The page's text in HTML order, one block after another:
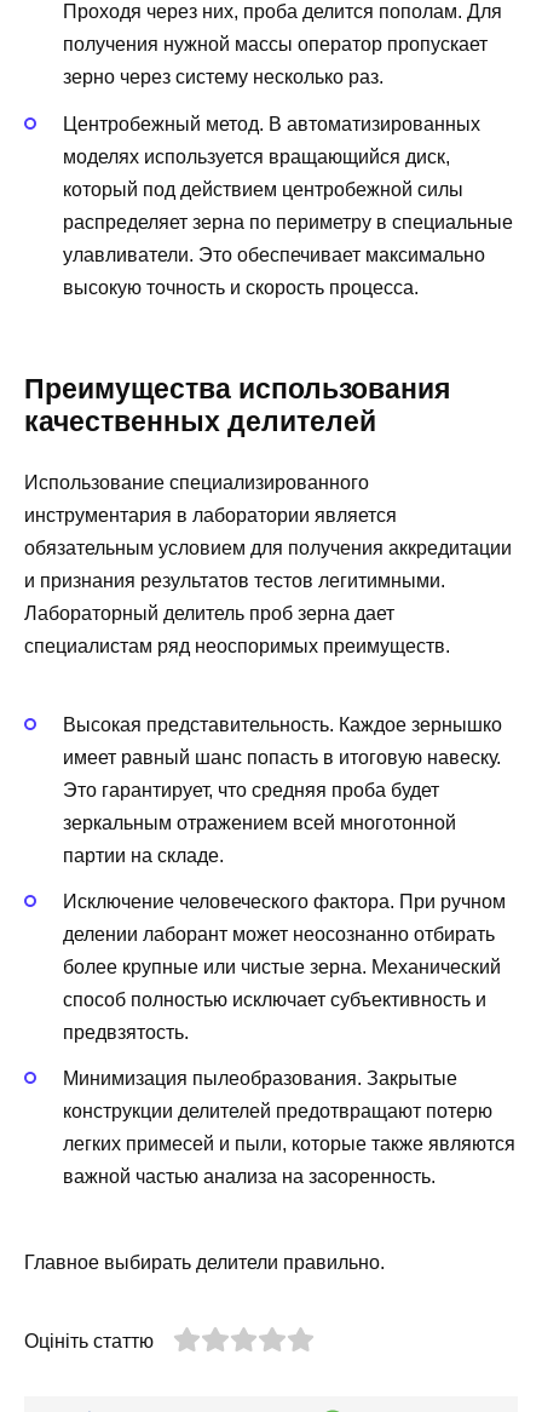
Проходя через них, проба делится пополам. Для
получения нужной массы оператор пропускает
зерно через систему несколько раз.
Центробежный метод. В автоматизированных
моделях используется вращающийся диск,
который под действием центробежной силы
распределяет зерна по периметру в специальные
улавливатели. Это обеспечивает максимально
высокую точность и скорость процесса.
Преимущества использования
качественных делителей
Использование специализированного
инструментария в лаборатории является
обязательным условием для получения аккредитации
и признания результатов тестов легитимными.
Лабораторный делитель проб зерна дает
специалистам ряд неоспоримых преимуществ.
Высокая представительность. Каждое зернышко
имеет равный шанс попасть в итоговую навеску.
Это гарантирует, что средняя проба будет
зеркальным отражением всей многотонной
партии на складе.
Исключение человеческого фактора. При ручном
делении лаборант может неосознанно отбирать
более крупные или чистые зерна. Механический
способ полностью исключает субъективность и
предвзятость.
Минимизация пылеобразования. Закрытые
конструкции делителей предотвращают потерю
легких примесей и пыли, которые также являются
важной частью анализа на засоренность.
Главное выбирать делители правильно.
Оцініть статтю